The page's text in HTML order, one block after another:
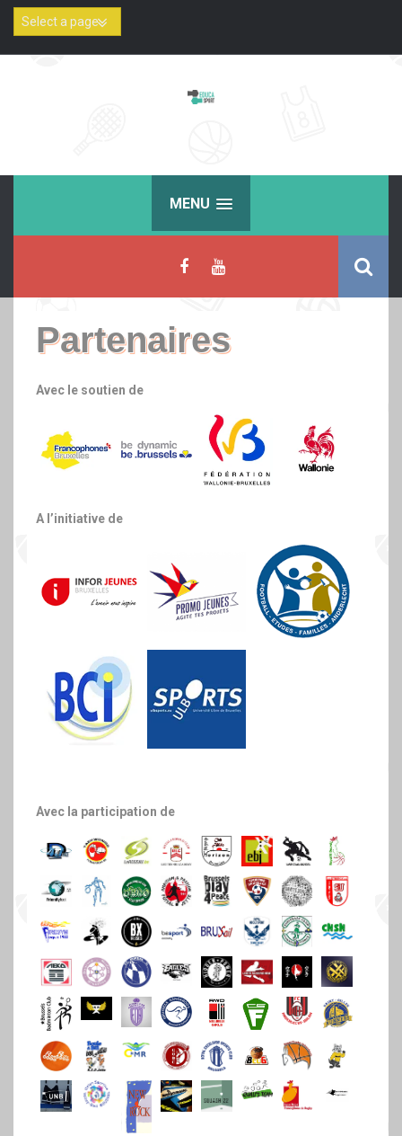
Skip
MENU
Partenaires
Avec le soutien de
A l’initiative de
Avec la participation de